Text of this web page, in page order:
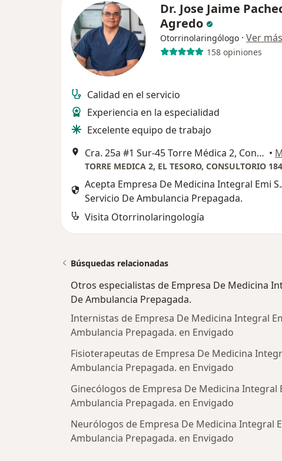
Dr. Jose Jaime
Agredo
Otorrinolaringólogo · Ver más
158 opiniones
Calidad en el servicio
Experiencia en la especialidad
Excelente equipo de trabajo
Cra. 25a #1 Sur-45 Torre Médica 2, Consultorio 1849, Medellín •
Acepta Empresa De Medicina Integral Emi
Servicio De Ambulancia Prepagada.
Visita Otorrinolaringología
Búsquedas relacionadas
Otros especialistas de Empresa De Medicina
De Ambulancia Prepagada.
Internistas de Empresa De Medicina Integral
Ambulancia Prepagada. en Envigado
Fisioterapeutas de Empresa De Medicina
Ambulancia Prepagada. en Envigado
Ginecólogos de Empresa De Medicina Integral
Ambulancia Prepagada. en Envigado
Neurólogos de Empresa De Medicina Integral
Ambulancia Prepagada. en Envigado